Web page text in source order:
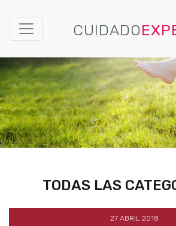
CUIDADO
TODAS LAS
27 ABRIL 2018